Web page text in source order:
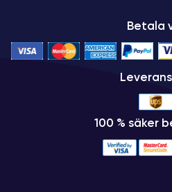
Betala
100 % säker